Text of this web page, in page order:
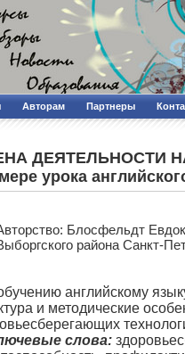
Авторам Партнеры
ДЕЯТЕЛЬНОСТИ
урока
Блосфельдт
района Санкт-
английскому
и методические
слова: